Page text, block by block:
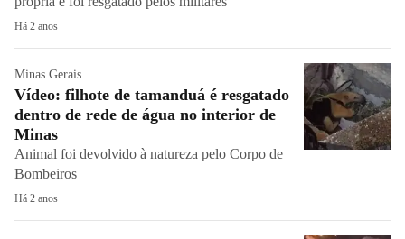
Há 2 anos
Minas Gerais
Vídeo: filhote de tamanduá é resgatado
dentro de rede de água no interior de
Minas
Animal foi devolvido à natureza pelo Corpo de
Bombeiros
Há 2 anos